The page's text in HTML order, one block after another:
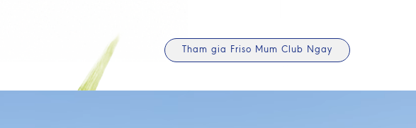
Tham gia Friso Mum Club Ngay